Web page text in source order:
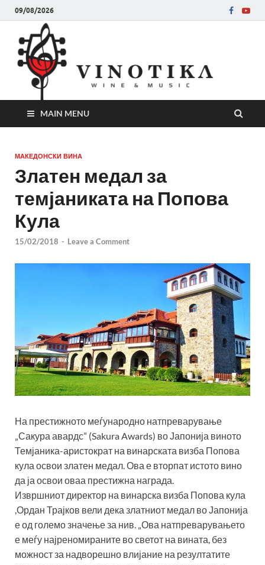
09/08/2026
MAIN MENU
МАКЕДОНСКИ ВИНА
Златен медал за
темјаниката на Попова
Кула
15/02/2018 - Leave a Comment
На престижното меѓународно натпреварување
„Сакура авардс” (Sakura Awards) во Јапонија виното
Темјаника-аристократ на винарската визба Попова
кула освои златен медал. Ова е вторпат истото вино
да ја освои оваа престижна награда.
Извршниот директор на винарска визба Попова кула
,Ордан Трајков вели дека златниот медал во Јапонија
е од големо значење за нив. „Ова натпреварувањето
е меѓу најреномираните во светот на вината, без
можност за надворешно влијание на резултатите